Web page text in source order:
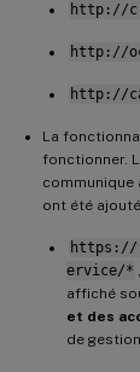
http://
http://
http://
La
fonctionner.
communique
ont été
https://
ervice/*
affiché
et des
de